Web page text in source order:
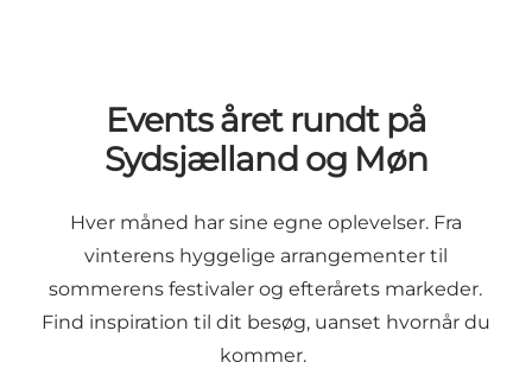
Events året rundt på
Sydsjælland og Møn
Hver måned har sine egne oplevelser. Fra
vinterens hyggelige arrangementer til
sommerens festivaler og efterårets markeder.
Find inspiration til dit besøg, uanset hvornår du
kommer.